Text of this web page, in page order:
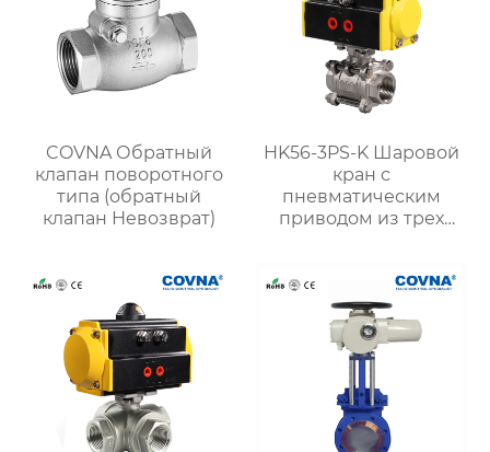
COVNA Обратный
клапан поворотного
типа (обратный
клапан Невозврат)
HK56-3PS-K Шаровой
кран с
пневматическим
приводом из трех